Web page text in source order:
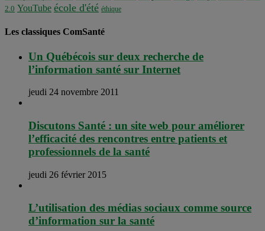
2.0 YouTube école d'été éthique
Les classiques ComSanté
Un Québécois sur deux recherche de
l’information santé sur Internet
jeudi 24 novembre 2011
Discutons Santé : un site web pour améliorer
l’efficacité des rencontres entre patients et
professionnels de la santé
jeudi 26 février 2015
L’utilisation des médias sociaux comme source
d’information sur la santé